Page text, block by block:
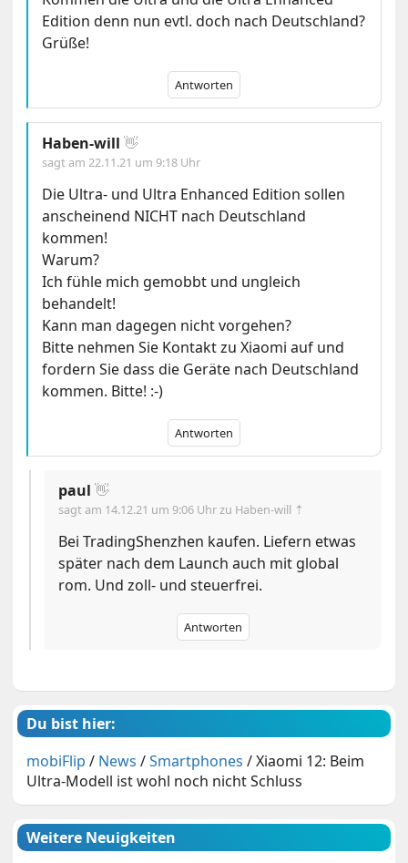
Edition denn nun evtl. doch nach Deutschland?
Grüße!
Antworten
Haben-will 👋
sagt am22.11.21 um 9:18 Uhr
Die Ultra- und Ultra Enhanced Edition sollen
anscheinend NICHT nach Deutschland
kommen!
Warum?
Ich fühle mich gemobbt und ungleich
behandelt!
Kann man dagegen nicht vorgehen?
Bitte nehmen Sie Kontakt zu Xiaomi auf und
fordern Sie dass die Geräte nach Deutschland
kommen. Bitte! :-)
Antworten
paul 👋
sagt am 14.12.21 um 9:06 Uhrzu Haben-will ⇡
Bei TradingShenzhen kaufen. Liefern etwas
später nach dem Launch auch mit global
rom. Und zoll- und steuerfrei.
Antworten
Du bist hier:
mobiFlip / News /Smartphones /Xiaomi 12: Beim
Ultra-Modell ist wohl noch nicht Schluss
Weitere Neuigkeiten